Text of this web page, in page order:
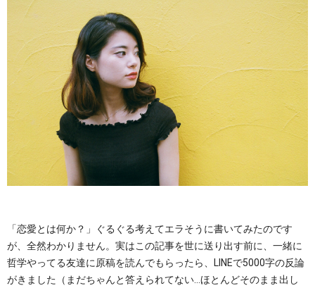
「恋愛とは何か？」ぐるぐる考えてエラそうに書いてみたのです
が、全然わかりません。実はこの記事を世に送り出す前に、一緒に
哲学やってる友達に原稿を読んでもらったら、LINEで5000字の反論
がきました（まだちゃんと答えられてない…ほとんどそのまま出し